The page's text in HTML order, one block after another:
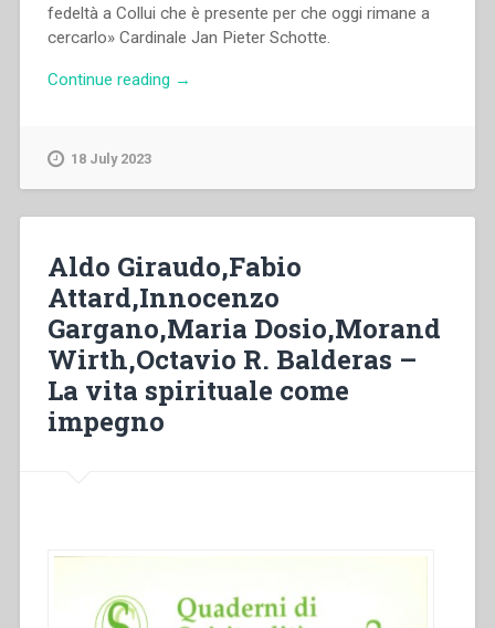
fedeltà a Collui che è presente per che oggi rimane a
cercarlo» Cardinale Jan Pieter Schotte.
Continue reading “Aldo
–
Eucarestia:
sorgente
vita
spirituale
→
18 July 2023
Aldo Giraudo,Fabio
Attard,Innocenzo
Gargano,Maria Dosio,Morand
Wirth,Octavio R. Balderas –
La vita spirituale come
impegno